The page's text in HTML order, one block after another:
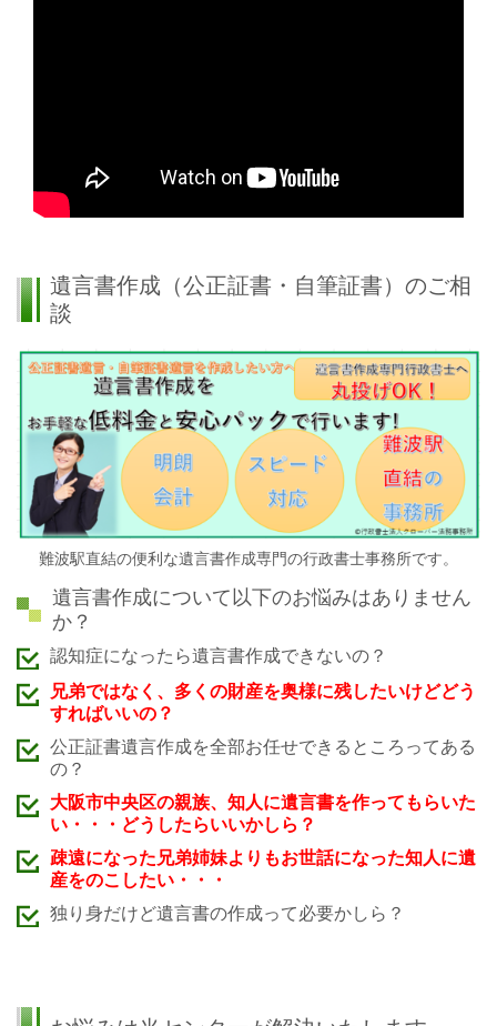
遺言書作成（公正証書・自筆証書）のご相
談
難波駅直結の便利な遺言書作成専門の行政書士事務所です。
遺言書作成について以下のお悩みはありません
か？
認知症になったら遺言書作成できないの？
兄弟ではなく、多くの財産を奥様に残したいけどどう
すればいいの？
公正証書遺言作成を全部お任せできるところってある
の？
大阪市中央区の親族、知人に遺言書を作ってもらいた
い・・・どうしたらいいかしら？
疎遠になった兄弟姉妹よりもお世話になった知人に遺
産をのこしたい・・・
独り身だけど遺言書の作成って必要かしら？